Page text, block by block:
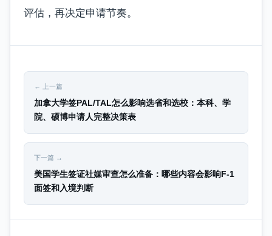
评估，再决定申请节奏。
← 上一篇
加拿大学签PAL/TAL怎么影响选省和选校：本科、学
院、硕博申请人完整决策表
下一篇 →
美国学生签证社媒审查怎么准备：哪些内容会影响F-1
面签和入境判断